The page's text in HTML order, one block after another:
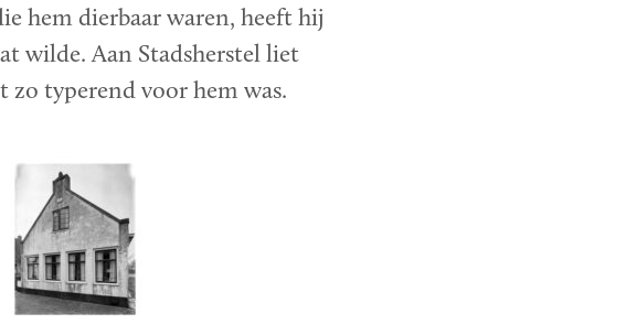
hem dierbaar waren, heeft hij
wilde. Aan Stadsherstel liet
zo typerend voor hem was.